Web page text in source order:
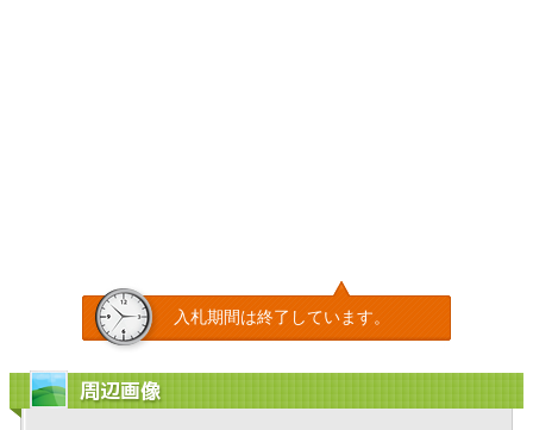
入札期間は終了しています。
周辺画像